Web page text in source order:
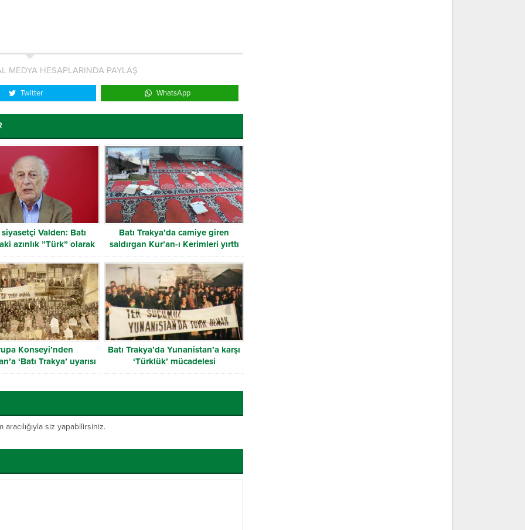
MEDYA HESAPLARINDA PAYLAŞ
Twitter WhatsApp
Valden: Batı
azınlık ”Türk” olarak
tanınmalı
Batı Trakya’da camiye giren
saldırgan Kur’an-ı Kerimleri yırttı
Konseyi’nden
‘Batı Trakya’ uyarısı
Batı Trakya’da Yunanistan’a karşı
‘Türklük’ mücadelesi
siz yapabilirsiniz.